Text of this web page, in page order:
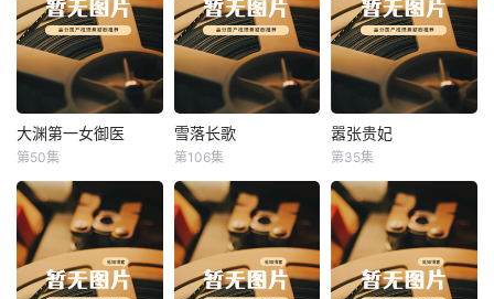
大渊第一女御医
大渊第一女御医
第50集
雪落长歌
雪落长歌
第106集
嚣张贵妃
嚣张贵妃
第35集